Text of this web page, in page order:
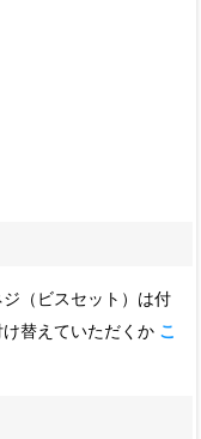
（ビスセット）は付
替えていただくか こ